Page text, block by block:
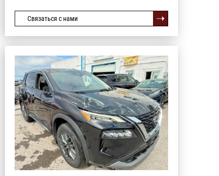
Связаться с нами